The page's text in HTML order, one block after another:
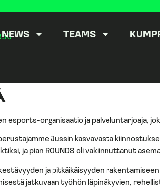
NEWS TEAMS
esports-organisaatio ja palveluntarjoaja,
perustajamme Jussin kasvavasta
ja pian ROUNDS oli vakiinnuttanut
ja pitkäikäisyyden
jatkuvaan työhön läpinäkyvien,